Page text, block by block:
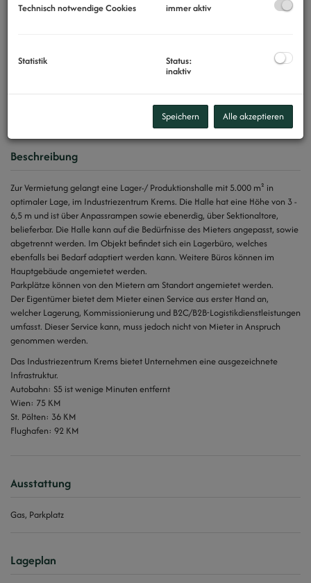
Beschreibung
Zur Vermietung gelangt eine Lager-/ Produktionshalle mit 5.000 m² in
optimaler Lage, im Industriezentrum Krems. Die Halle hat eine Höhe von 3 -
6,5 m und ist über Anpassrampen sowie ebenerdig, über Sektionaltore,
belieferbar. Die Halle kann auf die Bedürfnisse des Mieters angepasst, sowie
abgetrennt werden. Im Objekt befindet sich ein Lagerbüro, welches
ebenfalls bei Bedarf adaptiert werden kann. Weitere Büros können im
Hauptgebäude angemietet werden.
Parkplätze können von den Mietern am Standort angemietet werden.
Der Eigentümer bietet dem Mieter einen Service aus erster Hand an,
welcher Lagerung, Kommissionierung und B2C/B2B-Logistikdienstleistungen
umfasst. Dieser Service kann, muss jedoch nicht von Mieter in Anspruch
genommen werden.
Das Industriezentrum Krems bietet Unternehmen eine ausgezeichnete
Infrastruktur.
Autobahn: S5 ist wenige Minuten entfernt
Wien: 75 KM
St. Pölten: 36 KM
Flughafen: 92 KM
Ausstattung
Gas Parkplatz
Lageplan
Technisch notwendige Cookies immer aktiv
Statistik Status:
inaktiv
Speichern Alle akzeptieren